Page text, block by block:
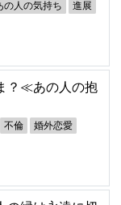
の人の気持ち 進展
？≪あの人の抱
不倫 婚外恋愛